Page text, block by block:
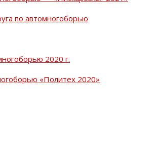
по автомногоборью
2020 г.
«Политех 2020»